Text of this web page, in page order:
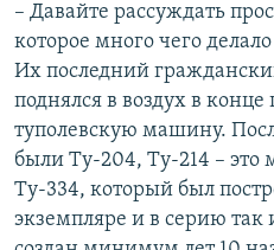
– Давайте рассуждать
которое много чего
Их последний
поднялся в воздух в
туполевскую машину.
были Ту-204, Ту-214 –
Ту-334, который был
экземпляре и в серию